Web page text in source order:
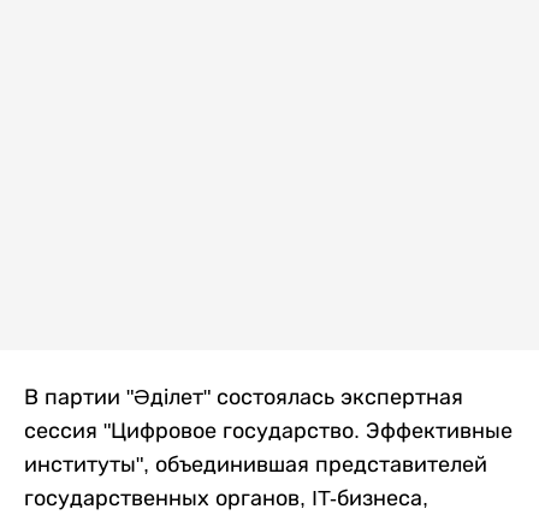
В партии "Әділет" состоялась экспертная
сессия "Цифровое государство. Эффективные
институты", объединившая представителей
государственных органов, IT-бизнеса,